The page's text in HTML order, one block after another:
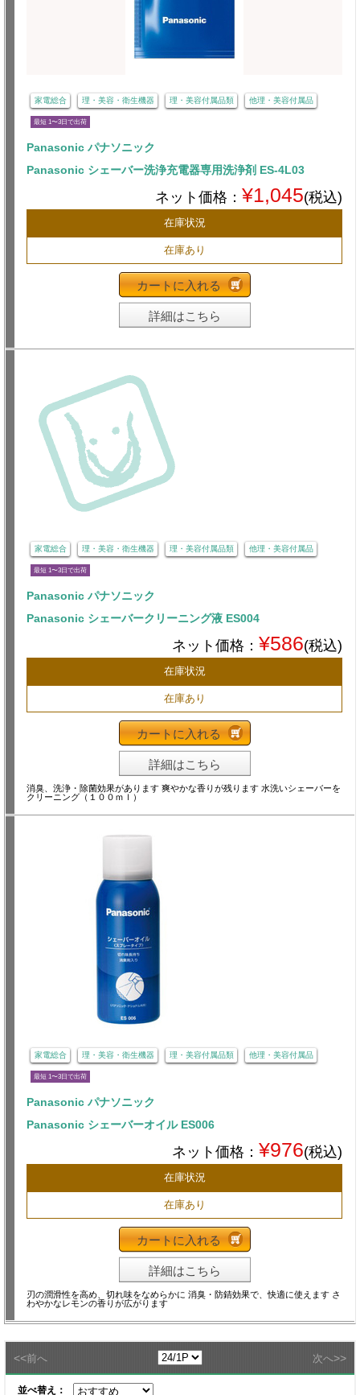
家電総合 理・美容・衛生機器 理・美容付属品類 他理・美容付属品
最短 1〜3日で出荷
Panasonic パナソニック
Panasonic シェーバー洗浄充電器専用洗浄剤 ES-4L03
ネット価格： ¥1,045(税込)
在庫状況
在庫あり
カートに入れる
詳細はこちら
家電総合 理・美容・衛生機器 理・美容付属品類 他理・美容付属品
最短 1〜3日で出荷
Panasonic パナソニック
Panasonic シェーバークリーニング液 ES004
ネット価格： ¥586(税込)
在庫状況
在庫あり
カートに入れる
詳細はこちら
消臭、洗浄・除菌効果があります 爽やかな香りが残ります 水洗いシェーバーを
クリーニング（１００ｍｌ）
家電総合 理・美容・衛生機器 理・美容付属品類 他理・美容付属品
最短 1〜3日で出荷
Panasonic パナソニック
Panasonic シェーバーオイル ES006
ネット価格： ¥976(税込)
在庫状況
在庫あり
カートに入れる
詳細はこちら
刃の潤滑性を高め、切れ味をなめらかに 消臭・防錆効果で、快適に使えます さ
わやかなレモンの香りが広がります
<<前へ 次へ>>
並べ替え：